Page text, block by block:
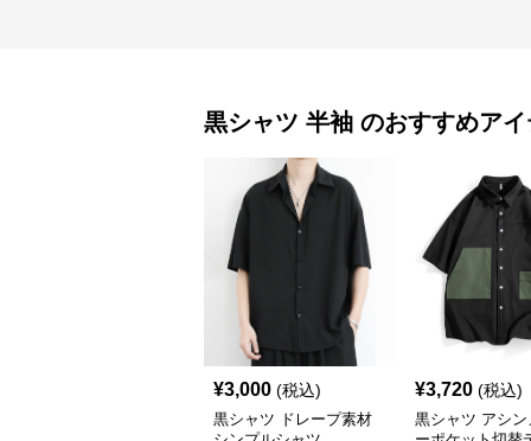
黒シャツ 半袖 のおすすめア
¥3,000 (税込)
黒シャツ ドレープ素材
¥3,720 (税込)
黒シャツ アシン